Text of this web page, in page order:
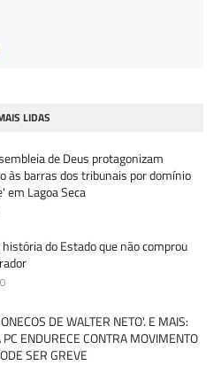
LIDAS
de Deus protagonizam
às barras dos tribunais por domínio
em Lagoa Seca
do Estado que não comprou
DE WALTER NETO'. E MAIS:
ENDURECE CONTRA MOVIMENTO
SER GREVE